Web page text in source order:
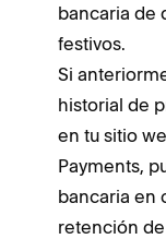
bancaria de
festivos.
Si
historial de
en tu sitio
Payments,
bancaria en
retención